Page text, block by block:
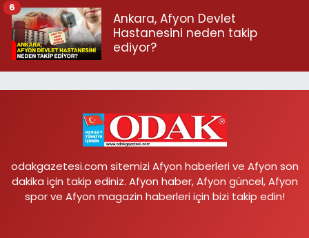
Ankara, Afyon Devlet
Hastanesini neden takip
ediyor?
6
odakgazetesi.com sitemizi Afyon haberleri ve Afyon son
dakika için takip ediniz. Afyon haber, Afyon güncel, Afyon
spor ve Afyon magazin haberleri için bizi takip edin!